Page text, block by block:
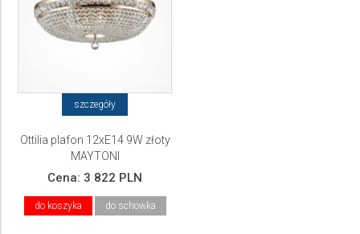
szczegóły
Ottilia plafon 12xE14 9W złoty
MAYTONI
Cena: 3 822 PLN
do koszyka do schowka